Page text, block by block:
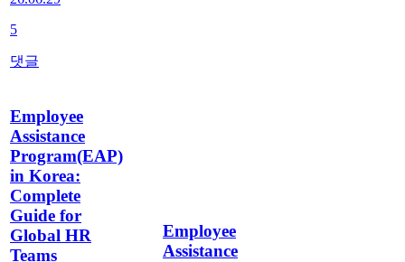
5
댓글
Employee
Assistance
Program(EAP)
in Korea:
Complete
Guide for
Global HR
Teams
Employee
Assistance